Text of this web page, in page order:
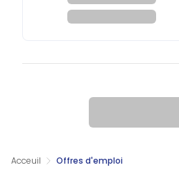
Acceuil Offres d'emploi